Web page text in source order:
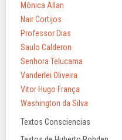
Mônica Allan
Nair Cortijos
Professor Dias
Saulo Calderon
Senhora Telucama
Vanderlei Oliveira
Vitor Hugo França
Washington da Silva
Textos Consciencias